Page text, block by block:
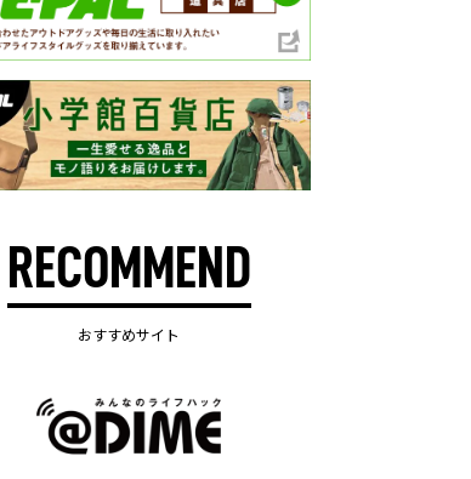
RECOMMEND
おすすめサイト